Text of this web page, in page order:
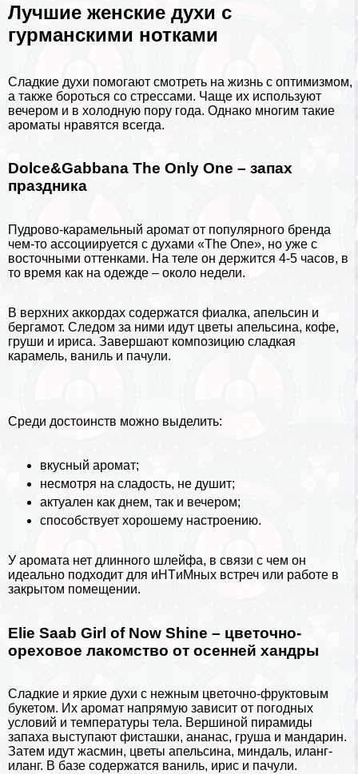
Лучшие женские духи с
гурманскими нотками
Сладкие духи помогают смотреть на жизнь с оптимизмом,
а также бороться со стрессами. Чаще их используют
вечером и в холодную пору года. Однако многим такие
ароматы нравятся всегда.
Dolce&Gabbana The Only One – запах
праздника
Пудрово-карамельный аромат от популярного бренда
чем-то ассоциируется с духами «The One», но уже с
восточными оттенками. На теле он держится 4-5 часов, в
то время как на одежде – около недели.
В верхних аккордах содержатся фиалка, апельсин и
бергамот. Следом за ними идут цветы апельсина, кофе,
груши и ириса. Завершают композицию сладкая
карамель, ваниль и пачули.
Среди достоинств можно выделить:
вкусный аромат;
несмотря на сладость, не душит;
актуален как днем, так и вечером;
способствует хорошему настроению.
У аромата нет длинного шлейфа, в связи с чем он
идеально подходит для иHTиMных встреч или работе в
закрытом помещении.
Elie Saab Girl of Now Shine – цветочно-
ореховое лакомство от осенней хандры
Сладкие и яркие духи с нежным цветочно-фруктовым
букетом. Их аромат напрямую зависит от погодных
условий и температуры тела. Вершиной пирамиды
запаха выступают фисташки, ананас, груша и мaндарин.
Затем идут жасмин, цветы апельсина, миндаль, иланг-
иланг. В базе содержатся ваниль, ирис и пачули.